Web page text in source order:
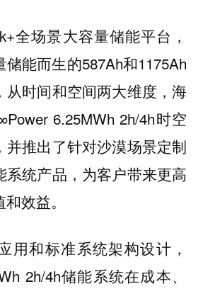
全场景大容量储能平台，
能而生的587Ah和1175Ah
从时间和空间两大维度，海
6.25MWh 2h/4h时空
并推出了针对沙漠场景定制
系统产品，为客户带来更高
效益。
用和标准系统架构设计，
2h/4h储能系统在成本、